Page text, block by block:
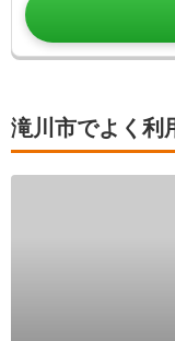
滝川市でよく利